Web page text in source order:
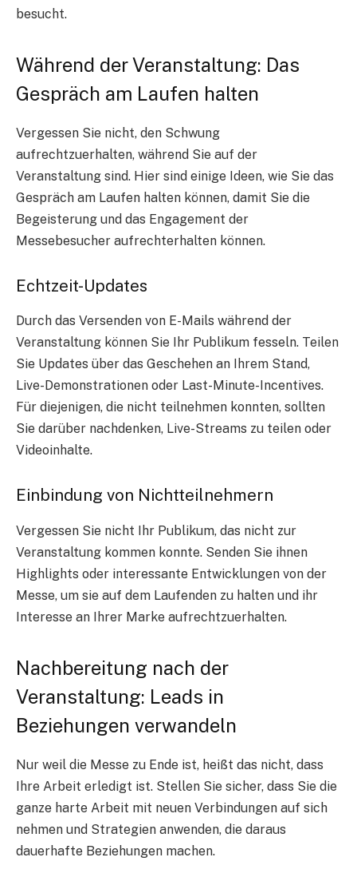
besucht.
Während der Veranstaltung: Das
Gespräch am Laufen halten
Vergessen Sie nicht, den Schwung
aufrechtzuerhalten, während Sie auf der
Veranstaltung sind. Hier sind einige Ideen, wie Sie das
Gespräch am Laufen halten können, damit Sie die
Begeisterung und das Engagement der
Messebesucher aufrechterhalten können.
Echtzeit-Updates
Durch das Versenden von E-Mails während der
Veranstaltung können Sie Ihr Publikum fesseln. Teilen
Sie Updates über das Geschehen an Ihrem Stand,
Live-Demonstrationen oder Last-Minute-Incentives.
Für diejenigen, die nicht teilnehmen konnten, sollten
Sie darüber nachdenken, Live-Streams zu teilen oder
Videoinhalte.
Einbindung von Nichtteilnehmern
Vergessen Sie nicht Ihr Publikum, das nicht zur
Veranstaltung kommen konnte. Senden Sie ihnen
Highlights oder interessante Entwicklungen von der
Messe, um sie auf dem Laufenden zu halten und ihr
Interesse an Ihrer Marke aufrechtzuerhalten.
Nachbereitung nach der
Veranstaltung: Leads in
Beziehungen verwandeln
Nur weil die Messe zu Ende ist, heißt das nicht, dass
Ihre Arbeit erledigt ist. Stellen Sie sicher, dass Sie die
ganze harte Arbeit mit neuen Verbindungen auf sich
nehmen und Strategien anwenden, die daraus
dauerhafte Beziehungen machen.